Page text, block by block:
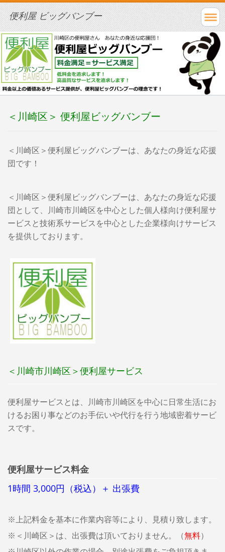
便利屋 ビッグバンブー
＜川崎区＞ 便利屋ビッグバンブー
＜川崎区＞便利屋ビッグバンブーは、あなたの身近な応援
団です！
＜川崎区＞便利屋ビッグバンブーは、あなたの身近な応援
団として、川崎市川崎区を中心とした個人様向け便利屋サ
ービスと技術系サービスを中心とした企業様向けサービス
を提供しております。
＜川崎市川崎区＞便利屋サービス
便利屋サービスとは、川崎市川崎区を中心に日常生活にお
けるお困り事などのお手伝いや代行を行う地域密着サービ
スです。
便利屋サービス料金
1時間 3,000円（税込）＋ 出張費
※上記料金を基本に作業内容等により、見積り致します。
※＜川崎区＞は、出張費は頂いておりません。（無料）